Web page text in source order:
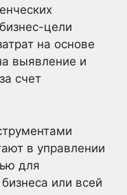
цели
на основе
выявление и
счет
в управлении
для
или всей